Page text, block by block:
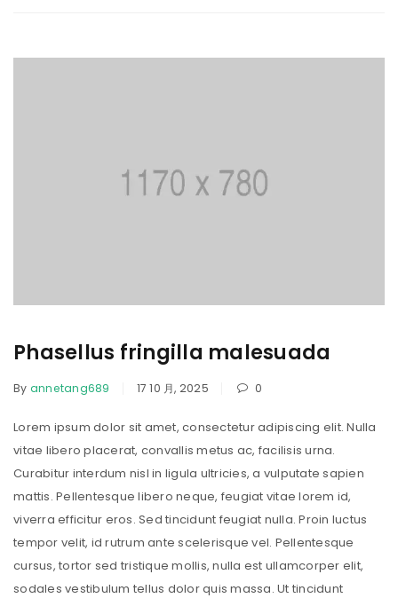
Phasellus fringilla malesuada
By annetang689 17 10 月, 2025 0
Lorem ipsum dolor sit amet, consectetur adipiscing elit. Nulla
vitae libero placerat, convallis metus ac, facilisis urna.
Curabitur interdum nisl in ligula ultricies, a vulputate sapien
mattis. Pellentesque libero neque, feugiat vitae lorem id,
viverra efficitur eros. Sed tincidunt feugiat nulla. Proin luctus
tempor velit, id rutrum ante scelerisque vel. Pellentesque
cursus, tortor sed tristique mollis, nulla est ullamcorper elit,
sodales vestibulum tellus dolor quis massa. Ut tincidunt